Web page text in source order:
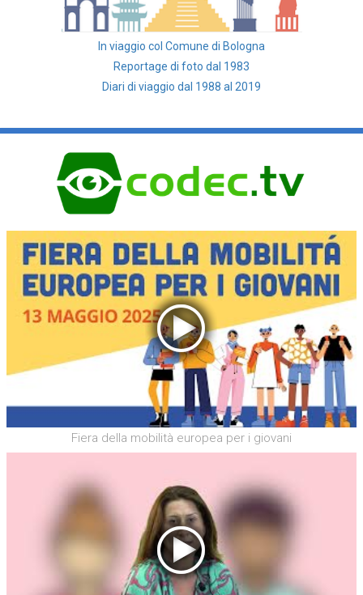
In viaggio col Comune di Bologna
Reportage di foto dal 1983
Diari di viaggio dal 1988 al 2019
Fiera della mobilità europea per i giovani